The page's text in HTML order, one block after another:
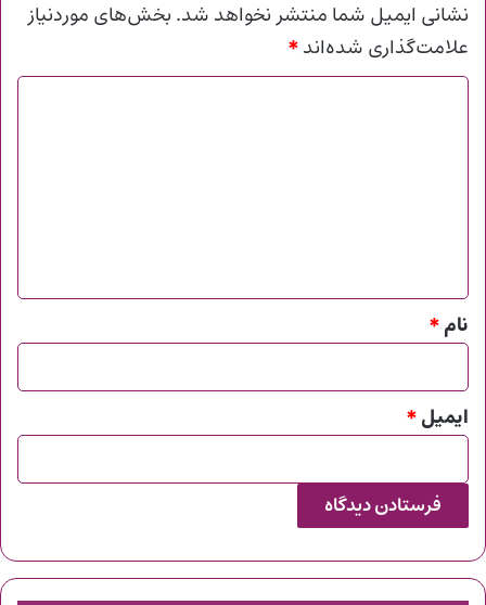
نشانی ایمیل شما منتشر نخواهد شد. بخش‌های موردنیاز
علامت‌گذاری شده‌اند*
*
نام*
ایمیل*